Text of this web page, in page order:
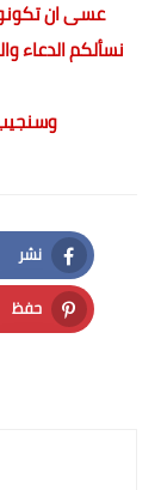
عسى ان
نسألكم الدعاء
نشر
حفظ